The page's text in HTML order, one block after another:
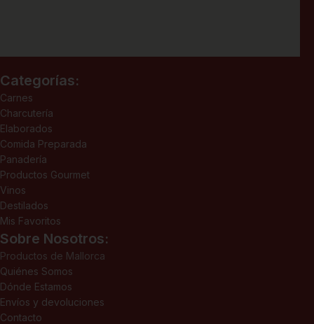
Categorías:
Carnes
Charcutería
Elaborados
Comida Preparada
Panadería
Productos Gourmet
Vinos
Destilados
Mis Favoritos
Sobre Nosotros:
Productos de Mallorca
Quiénes Somos
Dónde Estamos
Envíos y devoluciones
Contacto